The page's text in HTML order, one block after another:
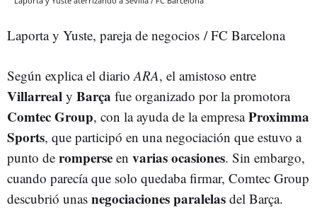
Laporta y Yuste, pareja de negocios / FC Barcelona
Según explica el diario ARA, el amistoso entre
Villarreal y Barça fue organizado por la promotora
Comtec Group, con la ayuda de la empresaProximma
Sports, que participó en una negociación que estuvo a
punto de romperse en varias ocasiones. Sin embargo,
cuando parecía que solo quedaba firmar, Comtec Group
descubrió unas negociaciones paralelas del Barça.